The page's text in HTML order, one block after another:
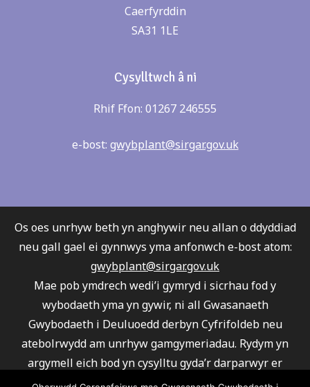
Caerfyrddin
SA31 1LE
Cysylltwch â ni
Rhif Ffon: 01267 246555
e-bost: gwybplant@sirgar.gov.uk
Os oes unrhyw beth yn anghywir neu allan o ddyddiad
neu gall gael ei gynnwys yma anfonwch e-bost atom:
gwybplant@sirgar.gov.uk
Mae pob ymdrech wedi’i gymryd i sicrhau fod y
wybodaeth yma yn gywir, ni all Gwasanaeth
Gwybodaeth i Deuluoedd derbyn Cyfrifoldeb neu
atebolrwydd am unrhyw gamgymeriadau. Rydym yn
argymell eich bod yn cysylltu gyda’r darparwyr er
mwyn sicrhau fod eu gwasanaeth yn ateb eich